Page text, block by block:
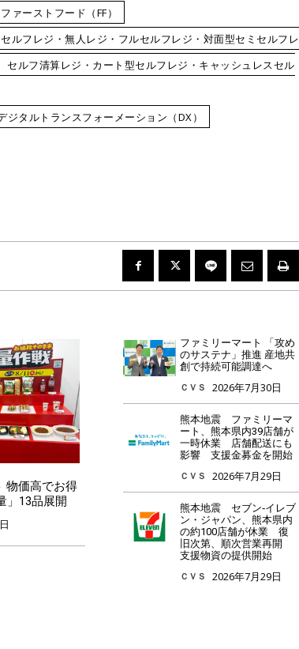
ァーストフード（FF）
ルフレジ・無人レジ・フルセルフレジ・対面型セミセルフレ
セルフ清算レジ・カート型セルフレジ・キャッシュレスセル
ジタルトランスフォーメーション（DX）
物価高でお得
」13品展開
ファミリーマート 「攻め
のサステナ」推進 産地共
創で持続可能調達へ
ＣＶＳ
2026年7月30日
熊本地震 ファミリーマ
ート、熊本県内39店舗が
一時休業 店舗配送にも
影響 支援金募金を開始
ＣＶＳ
2026年7月29日
熊本地震 セブン‐イレブ
ン・ジャパン、熊本県内
の約100店舗が休業 復
旧次第、順次営業再開
支援物資の提供開始
ＣＶＳ
2026年7月29日